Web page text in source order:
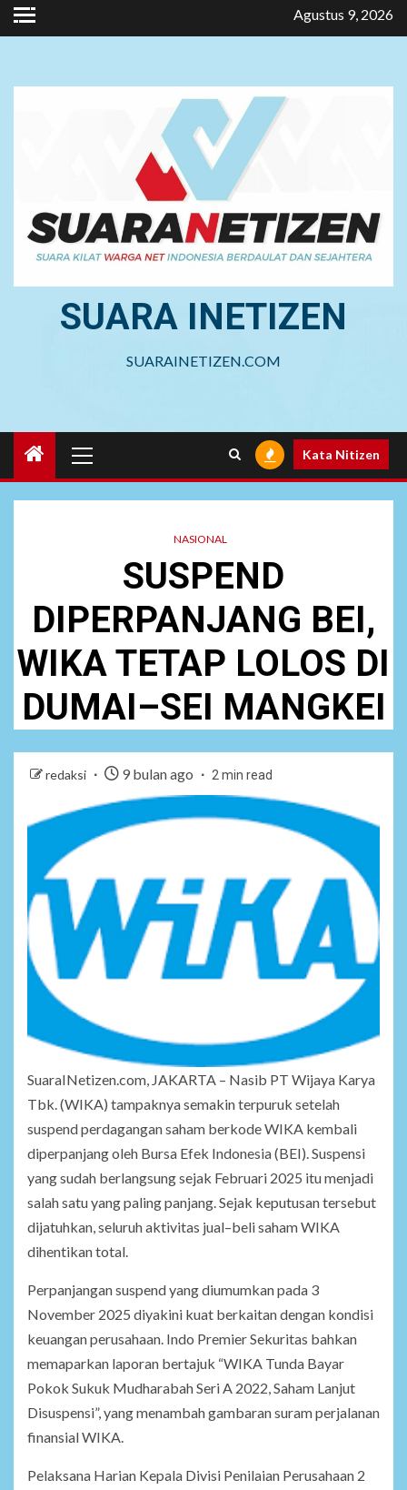
Skip
to
Agustus 9, 2026
SUARA INETIZEN
SUARAINETIZEN.COM
Menu
Kata Nitizen
NASIONAL
SUSPEND
DIPERPANJANG BEI,
WIKA TETAP LOLOS DI
DUMAI–SEI MANGKEI
redaksi 9 bulan ago 2 min read
SuaraINetizen.com, JAKARTA – Nasib PT Wijaya Karya
Tbk. (WIKA) tampaknya semakin terpuruk setelah
suspend perdagangan saham berkode WIKA kembali
diperpanjang oleh Bursa Efek Indonesia (BEI). Suspensi
yang sudah berlangsung sejak Februari 2025 itu menjadi
salah satu yang paling panjang. Sejak keputusan tersebut
dijatuhkan, seluruh aktivitas jual–beli saham WIKA
dihentikan total.
Perpanjangan suspend yang diumumkan pada 3
November 2025 diyakini kuat berkaitan dengan kondisi
keuangan perusahaan. Indo Premier Sekuritas bahkan
memaparkan laporan bertajuk “WIKA Tunda Bayar
Pokok Sukuk Mudharabah Seri A 2022, Saham Lanjut
Disuspensi”, yang menambah gambaran suram perjalanan
finansial WIKA.
Pelaksana Harian Kepala Divisi Penilaian Perusahaan 2